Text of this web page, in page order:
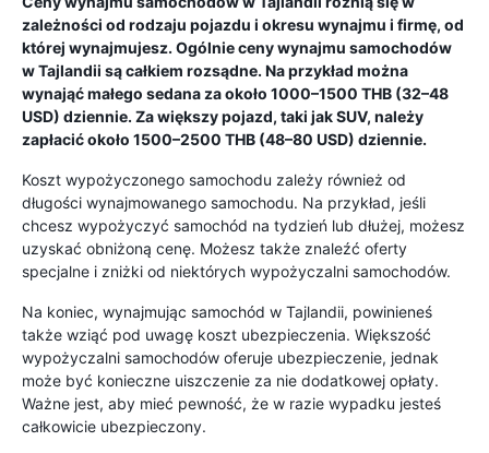
zależności od rodzaju pojazdu i okresu wynajmu i firmę, od
której wynajmujesz. Ogólnie ceny wynajmu samochodów
w Tajlandii są całkiem rozsądne. Na przykład można
wynająć małego sedana za około 1000–1500 THB (32–48
USD) dziennie. Za większy pojazd, taki jak SUV, należy
zapłacić około 1500–2500 THB (48–80 USD) dziennie.
Koszt wypożyczonego samochodu zależy również od
długości wynajmowanego samochodu. Na przykład, jeśli
chcesz wypożyczyć samochód na tydzień lub dłużej, możesz
uzyskać obniżoną cenę. Możesz także znaleźć oferty
specjalne i zniżki od niektórych wypożyczalni samochodów.
Na koniec, wynajmując samochód w Tajlandii, powinieneś
także wziąć pod uwagę koszt ubezpieczenia. Większość
wypożyczalni samochodów oferuje ubezpieczenie, jednak
może być konieczne uiszczenie za nie dodatkowej opłaty.
Ważne jest, aby mieć pewność, że w razie wypadku jesteś
całkowicie ubezpieczony.